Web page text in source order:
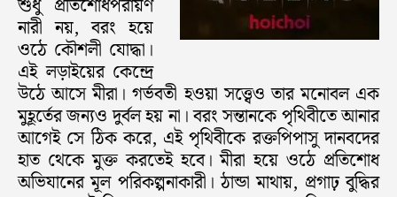
শুধু প্রতিশোধপরায়ণ
নারী নয়, বরং হয়ে
ওঠে কৌশলী যোদ্ধা।
এই লড়াইয়ের কেন্দ্রে
উঠে আসে মীরা। গর্ভবতী হওয়া সত্ত্বেও তার মনোবল এক
মুহূর্তের জন্যও দুর্বল হয় না। বরং সন্তানকে পৃথিবীতে আনার
আগেই সে ঠিক করে, এই পৃথিবীকে রক্তপিপাসু দানবদের
হাত থেকে মুক্ত করতেই হবে। মীরা হয়ে ওঠে প্রতিশোধ
অভিযানের মূল পরিকল্পনাকারী। ঠান্ডা মাথায়, প্রগাঢ় বুদ্ধির